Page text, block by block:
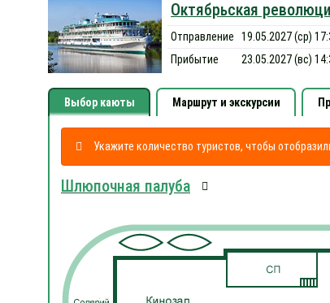
Октябрьская
Отправление
19.05.2027 (ср)
Прибытие
23.05.2027 (вс)
Выбор каюты Маршрут и экскурсии
Укажите количество туристов, чтобы
Шлюпочная палуба